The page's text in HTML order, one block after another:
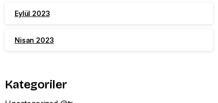
Eylül 2023
Nisan 2023
Kategoriler